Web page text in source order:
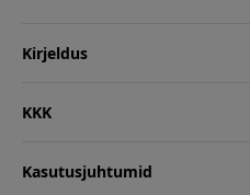
Kirjeldus
KKK
Kasutusjuhtumid